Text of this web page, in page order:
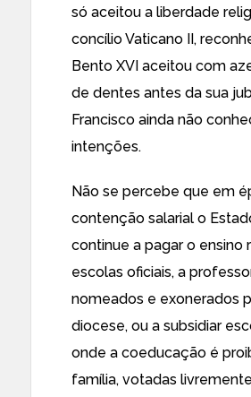
só aceitou a liberdade
concílio Vaticano II,
Bento XVI aceitou com
de dentes antes da sua
Francisco ainda não
intenções.
Não se percebe que em
contenção salarial o
continue a pagar o ensino
escolas oficiais, a
nomeados e exonerados
diocese, ou a subsidiar
onde a coeducação é
família, votadas